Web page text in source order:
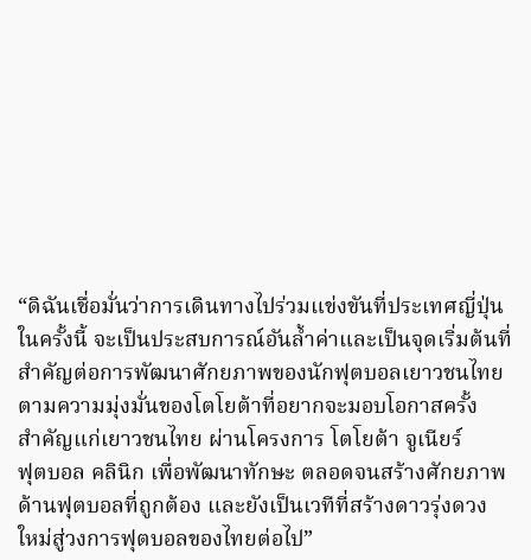
“ดิฉันเชื่อมั่นว่าการเดินทางไปร่วมแข่งขันที่ประเทศญี่ปุ่น
ในครั้งนี้ จะเป็นประสบการณ์อันล้ำค่าและเป็นจุดเริ่มต้นที่
สำคัญต่อการพัฒนาศักยภาพของนักฟุตบอลเยาวชนไทย
ตามความมุ่งมั่นของโตโยต้าที่อยากจะมอบโอกาสครั้ง
สำคัญแก่เยาวชนไทย ผ่านโครงการ โตโยต้า จูเนียร์
ฟุตบอล คลินิก เพื่อพัฒนาทักษะ ตลอดจนสร้างศักยภาพ
ด้านฟุตบอลที่ถูกต้อง และยังเป็นเวทีที่สร้างดาวรุ่งดวง
ใหม่สู่วงการฟุตบอลของไทยต่อไป”